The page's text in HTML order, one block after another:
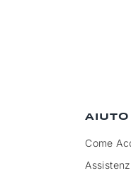
AIUTO
Come